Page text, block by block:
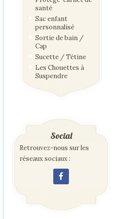
santé
Sac enfant
personnalisé
Sortie de bain /
Cap
Sucette / Tétine
Les Chouettes à
Suspendre
Social
Retrouvez-nous sur les
réseaux sociaux :